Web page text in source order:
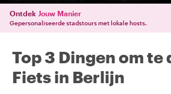
Ontdek Jouw Manier
Gepersonaliseerde stadstours met lokale hosts.
Top 3 Dingen om te
Fiets in Berlijn